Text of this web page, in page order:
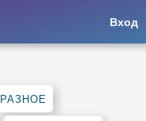
Вход
РАЗНОЕ